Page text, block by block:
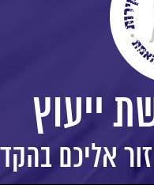
ייעוץ
אליכם